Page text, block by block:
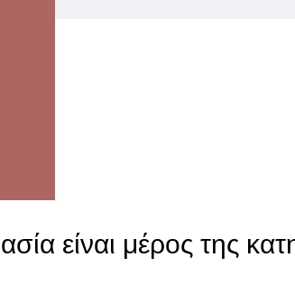
είναι μέρος της